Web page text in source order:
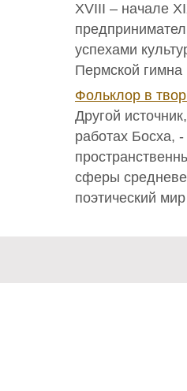
XVIII – начале
успехами
Пермской гимна
Фольклор в
Другой
работах Босха,
сферы
поэтический